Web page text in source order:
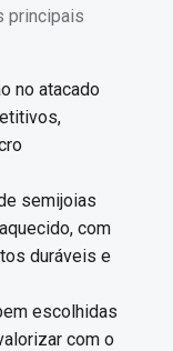
principais
no atacado
semijoias
com
duráveis e
escolhidas
com o